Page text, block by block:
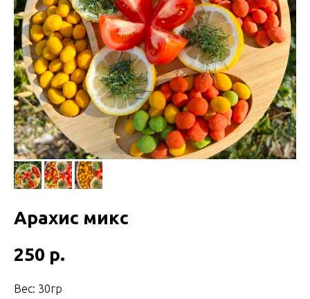
Арахис микс
250 р.
Вес: 30гр